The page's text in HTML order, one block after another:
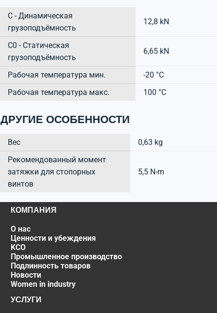
C - Динамическая
грузоподъёмность
12,8 kN
C0 - Статическая
грузоподъёмность
6,65 kN
Рабочая температура мин.
-20 °C
Рабочая температура макс.
100 °C
ДРУГИЕ ОСОБЕННОСТИ
Вес
0,63 kg
Рекомендованный момент
затяжки для стопорных
винтов
5,5 N-m
КОМПАНИЯ
О нас
Ценности и убеждения
KCO
Промышленное производство
Подлинность товаров
Новости
Women in industry
УСЛУГИ